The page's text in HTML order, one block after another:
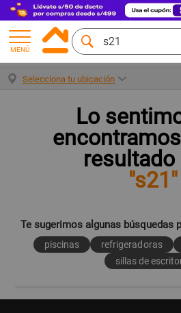
MENÚ
Selecciona tu ubicación
Lo
resultado
"s21"
Te sugerimos algunas búsquedas
piscinas
refrigeradoras
sillas de